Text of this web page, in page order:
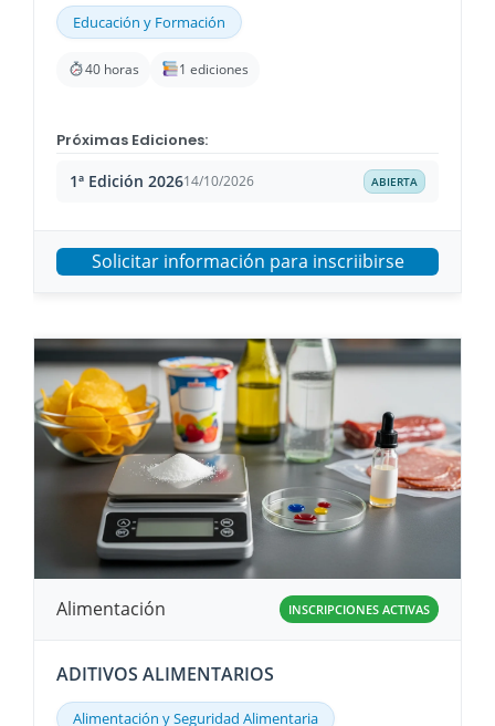
Educación y Formación
40 horas 1 ediciones
Próximas Ediciones:
1ª Edición 202614/10/2026 ABIERTA
Solicitar información para inscriibirse
Alimentación INSCRIPCIONES ACTIVAS
ADITIVOS ALIMENTARIOS
Alimentación y Seguridad Alimentaria